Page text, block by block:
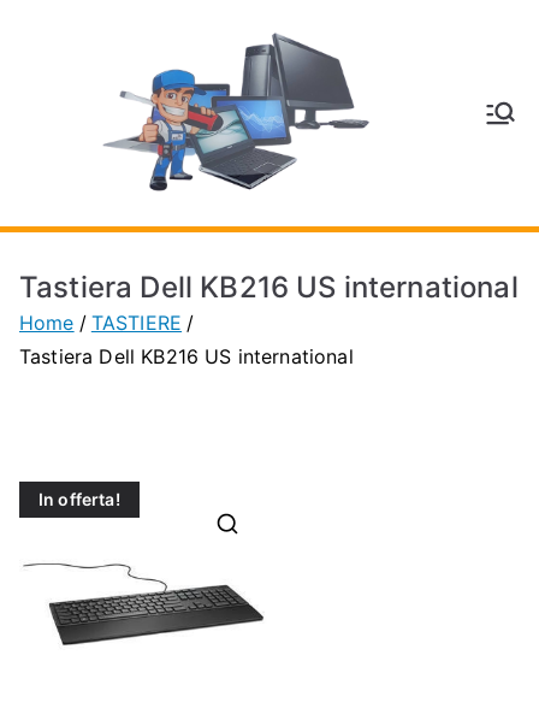
V
C
Inform
Telefo
Vignol
Tastiera Dell KB216 US international
Home
TASTIERE
Tastiera Dell KB216 US international
In offerta!